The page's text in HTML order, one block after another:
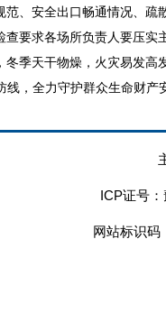
、安全出口畅通情况、
要求各场所负责人要压
季天干物燥，火灾易发
线，全力守护群众生命财
ICP证号：
网站标识码